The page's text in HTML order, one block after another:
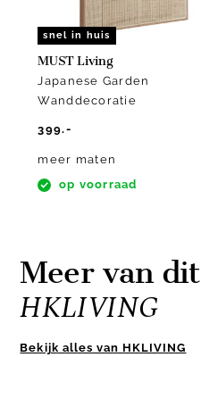
snel in huis
MUST Living
Japanese Garden
Wanddecoratie
399.-
meer maten
op voorraad
Meer van
HKLIVING
Bekijk alles van HKLIVING